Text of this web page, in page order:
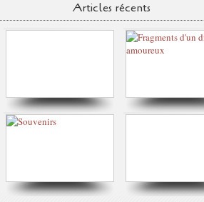
Articles récents